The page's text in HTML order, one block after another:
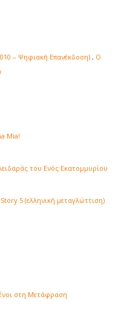
– Ψηφιακή Επανέκδοση) , Ο
Mia!
του Ενός Εκατομμυρίου
5 (ελληνική μεταγλώττιση)
στη Μετάφραση